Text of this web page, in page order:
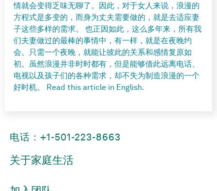
情就会变得乏味无聊了。因此，对于女人来说，浪漫的
方程式是多变的，而身为丈夫需要做的，就是去适应妻
子这些多样的需求。 也正因如此，这么多年来，所有我
们夫妻做过的最棒的事情中，有一样，就是在夜晚约
会。只需一个夜晚，就能让彼此的关系和感情复原如
初。虽然浪漫并非时时都有，但是能够借此远离电话、
电视以及孩子们的各种需求，却不失为制造浪漫的一个
好时机。 Read this article in English.
电话：+1-501-223-8663
关于家庭生活